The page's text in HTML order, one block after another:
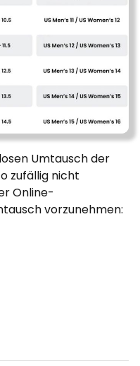
Umtausch der
zufällig nicht
Online-
vorzunehmen: